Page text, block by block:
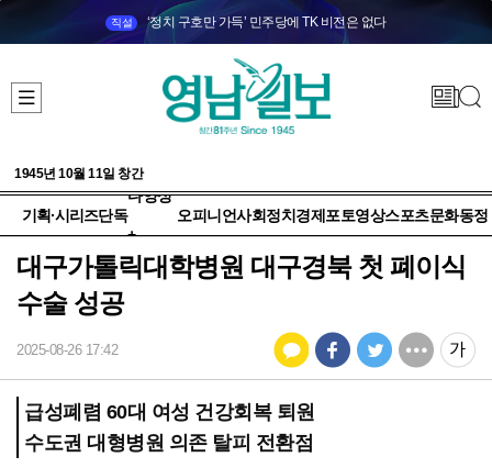
직설 ‘정치 구호만 가득’ 민주당에 TK 비전은 없다
1945년 10월 11일 창간
기획·시리즈단독
다양성
+
오피니언사회정치 경제 포토영상스포츠문화동정
대구가톨릭대학병원 대구경북 첫 폐이식
수술 성공
2025-08-26 17:42
급성폐렴 60대 여성 건강회복 퇴원
수도권 대형병원 의존 탈피 전환점